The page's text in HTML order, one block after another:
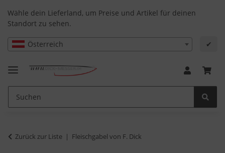
Wähle dein Lieferland, um Preise und Artikel für deinen
Standort zu sehen.
Österreich ✔
Zurück zur Liste Fleischgabel von F. Dick